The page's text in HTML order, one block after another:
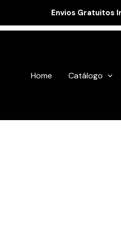
Envios Gratuitos
Home Catálogo